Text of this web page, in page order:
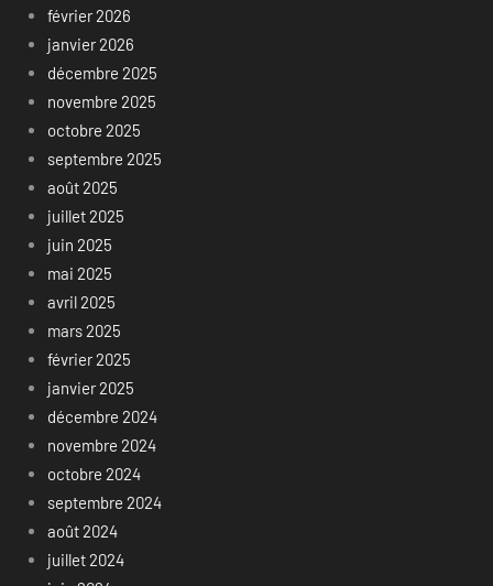
février 2026
janvier 2026
décembre 2025
novembre 2025
octobre 2025
septembre 2025
août 2025
juillet 2025
juin 2025
mai 2025
avril 2025
mars 2025
février 2025
janvier 2025
décembre 2024
novembre 2024
octobre 2024
septembre 2024
août 2024
juillet 2024